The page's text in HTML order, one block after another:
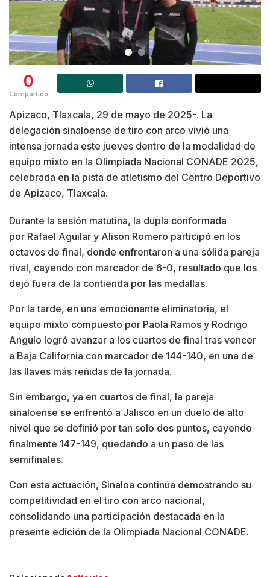
0
Compartido
Apizaco, Tlaxcala, 29 de mayo de 2025-. La
delegación sinaloense de tiro con arco vivió una
intensa jornada este jueves dentro de la modalidad de
equipo mixto en la Olimpiada Nacional CONADE 2025,
celebrada en la pista de atletismo del Centro Deportivo
de Apizaco, Tlaxcala.
Durante la sesión matutina, la dupla conformada
por Rafael Aguilar y Alison Romero participó en los
octavos de final, donde enfrentaron a una sólida pareja
rival, cayendo con marcador de 6-0, resultado que los
dejó fuera de la contienda por las medallas.
Por la tarde, en una emocionante eliminatoria, el
equipo mixto compuesto por Paola Ramos y Rodrigo
Angulo logró avanzar a los cuartos de final tras vencer
a Baja California con marcador de 144-140, en una de
las llaves más reñidas de la jornada.
Sin embargo, ya en cuartos de final, la pareja
sinaloense se enfrentó a Jalisco en un duelo de alto
nivel que se definió por tan solo dos puntos, cayendo
finalmente 147-149, quedando a un paso de las
semifinales.
Con esta actuación, Sinaloa continúa demostrando su
competitividad en el tiro con arco nacional,
consolidando una participación destacada en la
presente edición de la Olimpiada Nacional CONADE.